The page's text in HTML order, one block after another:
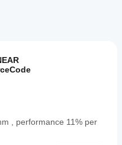
, performance 11% per